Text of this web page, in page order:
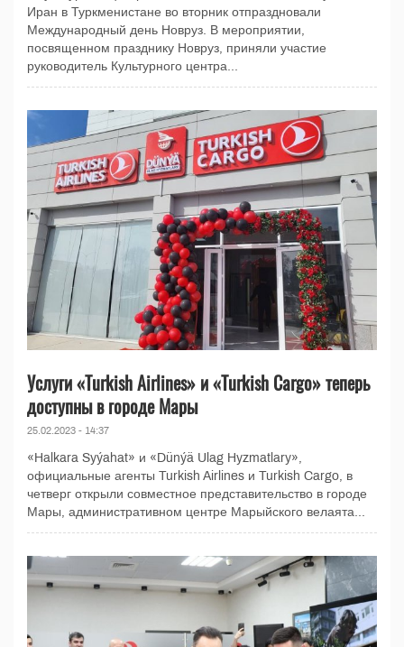
Иран в Туркменистане во вторник отпраздновали
Международный день Новруз. В мероприятии,
посвященном празднику Новруз, приняли участие
руководитель Культурного центра...
Услуги «Turkish Airlines» и «Turkish Cargo» теперь
доступны в городе Мары
25.02.2023 - 14:37
«Halkara Syýahat» и «Dünýä Ulag Hyzmatlary»,
официальные агенты Turkish Airlines и Turkish Cargo, в
четверг открыли совместное представительство в городе
Мары, административном центре Марыйского велаята...